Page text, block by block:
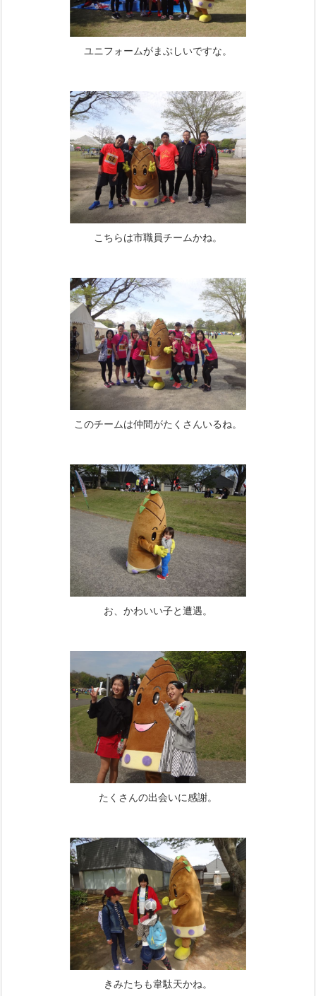
ユニフォームがまぶしいですな。
こちらは市職員チームかね。
このチームは仲間がたくさんいるね。
お、かわいい子と遭遇。
たくさんの出会いに感謝。
きみたちも韋駄天かね。